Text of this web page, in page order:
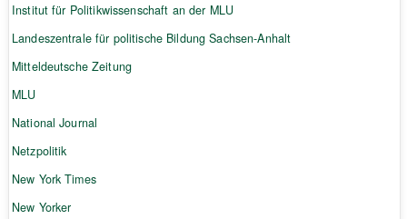
Institut für Politikwissenschaft an der MLU
Landeszentrale für politische Bildung Sachsen-Anhalt
Mitteldeutsche Zeitung
MLU
National Journal
Netzpolitik
New York Times
New Yorker